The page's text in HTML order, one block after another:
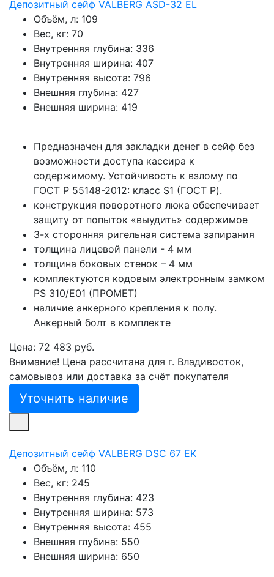
Депозитный сейф VALBERG ASD-32 EL
Объём, л: 109
Вес, кг: 70
Внутренняя глубина: 336
Внутренняя ширина: 407
Внутренняя высота: 796
Внешняя глубина: 427
Внешняя ширина: 419
Предназначен для закладки денег в сейф без
возможности доступа кассира к
содержимому. Устойчивость к взлому по
ГОСТ Р 55148-2012: класс S1 (ГОСТ Р).
конструкция поворотного люка обеспечивает
защиту от попыток «выудить» содержимое
3-х сторонняя ригельная система запирания
толщина лицевой панели - 4 мм
толщина боковых стенок – 4 мм
комплектуются кодовым электронным замком
PS 310/Е01 (ПРОМЕТ)
наличие анкерного крепления к полу.
Анкерный болт в комплекте
Цена: 72 483 руб.
Внимание! Цена рассчитана для г. Владивосток,
самовывоз или доставка за счёт покупателя
Уточнить наличие
Депозитный сейф VALBERG DSC 67 EK
Объём, л: 110
Вес, кг: 245
Внутренняя глубина: 423
Внутренняя ширина: 573
Внутренняя высота: 455
Внешняя глубина: 550
Внешняя ширина: 650